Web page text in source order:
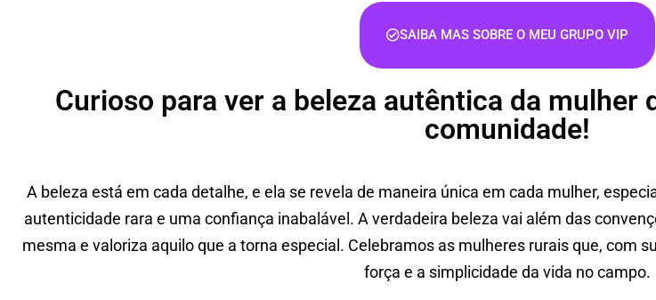
SAIBA MAS SOBRE O MEU GRUPO VIP
Curioso para ver a beleza autêntica da mulher
comunidade!
A beleza está em cada detalhe, e ela se revela de maneira única em cada mulher,
autenticidade rara e uma confiança inabalável. A verdadeira beleza vai além das
mesma e valoriza aquilo que a torna especial. Celebramos as mulheres rurais que, com
força e a simplicidade da vida no campo.